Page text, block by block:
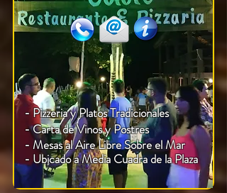
- Pizzeria y Platos Tradicionales
- Carta de Vinos y Postres
-Mesas al Aire Libre Sobre el Mar
- Ubicado a Media Cuadra de la Plaza